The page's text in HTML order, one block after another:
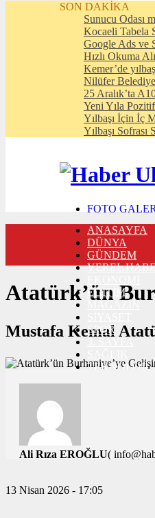
SON DAKİKA
Sunucu Odası
Kocaeli Tabela
Google Ads ve
Hızlı Okuma
Kemer’de
Nilüfer
25 Aralık’ta
Yeni Yıla
Yılbaşı İçin İç
Yılbaşı
FOTO
TRAFİK
NÖBETÇİ
CANLI
BURÇLAR
İLETİŞİM
ANASAYFA
DÜNYA
GÜNDEM
YEREL
EĞİTİM
MAGAZİN
SPOR
TEKNOLOJİ
Atatürk’ün
Mustafa Kemal
Ali Rıza EROĞLU(
13 Nisan 2026 - 17:05